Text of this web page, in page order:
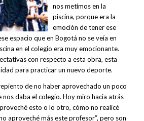
nos metimos en la
piscina, porque era la
emoción de tener ese
espacio que en Bogotá no se veía en
en el colegio era muy emocionante.
con respecto a esta obra, esta
para practicar un nuevo deporte.
de no haber aprovechado un poco
nos daba el colegio. Hoy miro hacia atrás
esto o lo otro, cómo no realicé
aproveché más este profesor”, pero son